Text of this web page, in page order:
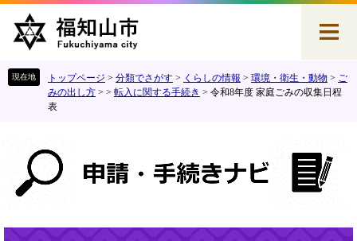
。
て
本
文
トップページ > 分類でさがす > くらしの情報 > 環境・衛生・動物 > ご
みの出し方 > > 転入に関する手続き > 令和8年度 家庭ごみの収集日程
表